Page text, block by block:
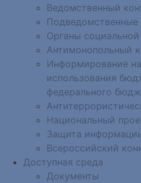
Ведомственный
Подведомственные
Органы
Антимонопольный
Информирование
использования
федерального
Национальный
Защита
Всероссийский
Доступная среда
Документы